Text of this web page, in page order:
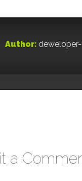
Author:
a